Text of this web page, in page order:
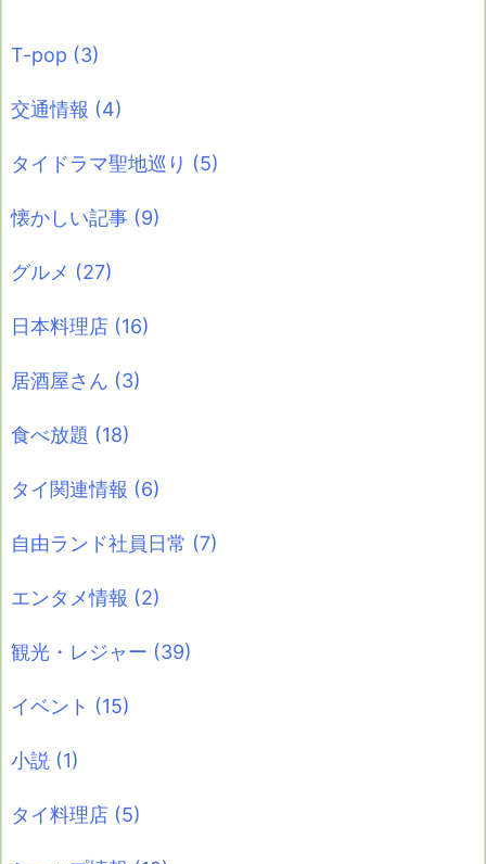
T-pop (3)
交通情報 (4)
タイドラマ聖地巡り (5)
懐かしい記事 (9)
グルメ (27)
日本料理店 (16)
居酒屋さん (3)
食べ放題 (18)
タイ関連情報 (6)
自由ランド社員日常 (7)
エンタメ情報 (2)
観光・レジャー (39)
イベント (15)
小説 (1)
タイ料理店 (5)